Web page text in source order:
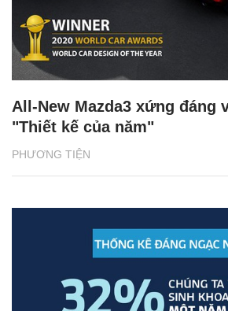
PHƯƠNG TIỆN
All-New Mazda3 xứng đáng
"Thiết kế của năm"